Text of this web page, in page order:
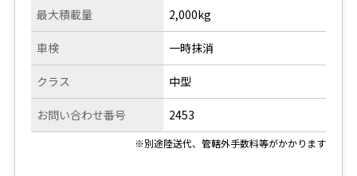
最大積載量
車検
クラス
お問い合わせ番号
2,000kg
一時抹消
中型
2453
※別途陸送代、管轄外手数料等がかかります